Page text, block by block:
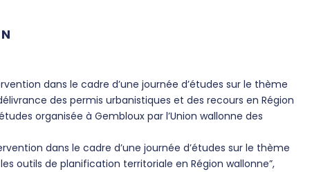
dans le cadre d’une journée d’études sur le thème
des permis urbanistiques et des recours en Région
organisée à Gembloux par l’Union wallonne des
dans le cadre d’une journée d’études sur le thème
outils de planification territoriale en Région wallonne”,